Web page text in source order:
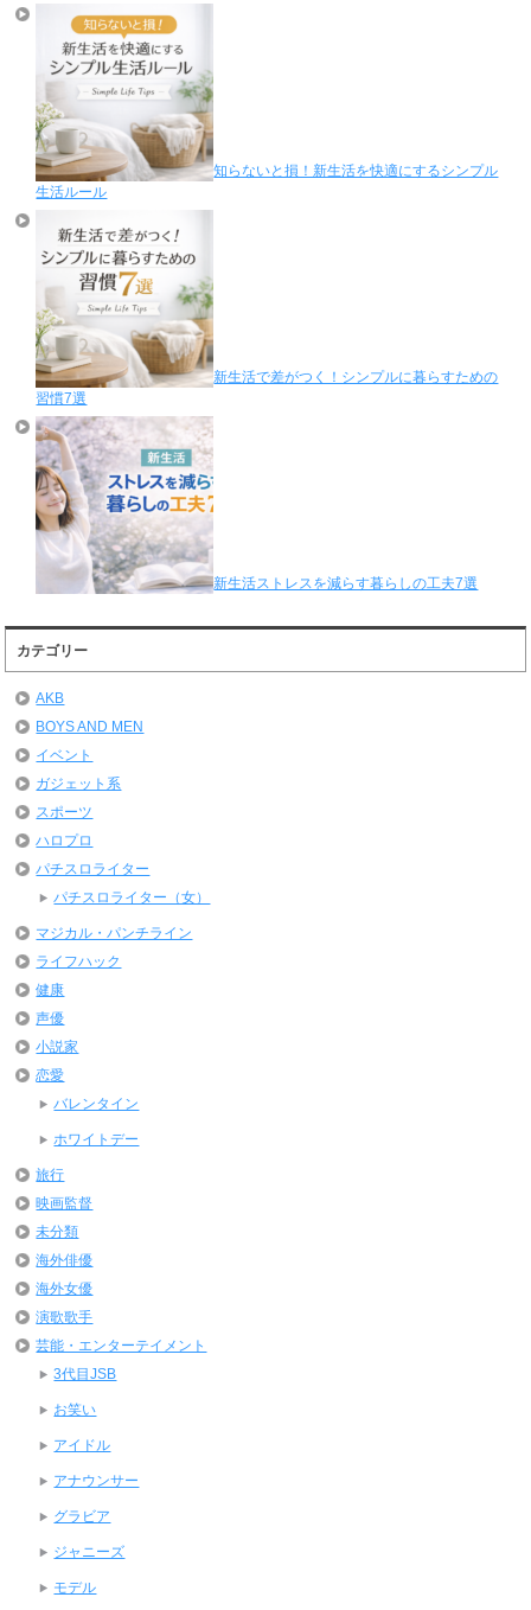
知らないと損！新生活を快適にするシンプル
生活ルール
新生活で差がつく！シンプルに暮らすための
習慣7選
新生活ストレスを減らす暮らしの工夫7選
カテゴリー
AKB
BOYS AND MEN
イベント
ガジェット系
スポーツ
ハロプロ
パチスロライター
パチスロライター（女）
マジカル・パンチライン
ライフハック
健康
声優
小説家
恋愛
バレンタイン
ホワイトデー
旅行
映画監督
未分類
海外俳優
海外女優
演歌歌手
芸能・エンターテイメント
3代目JSB
お笑い
アイドル
アナウンサー
グラビア
ジャニーズ
モデル